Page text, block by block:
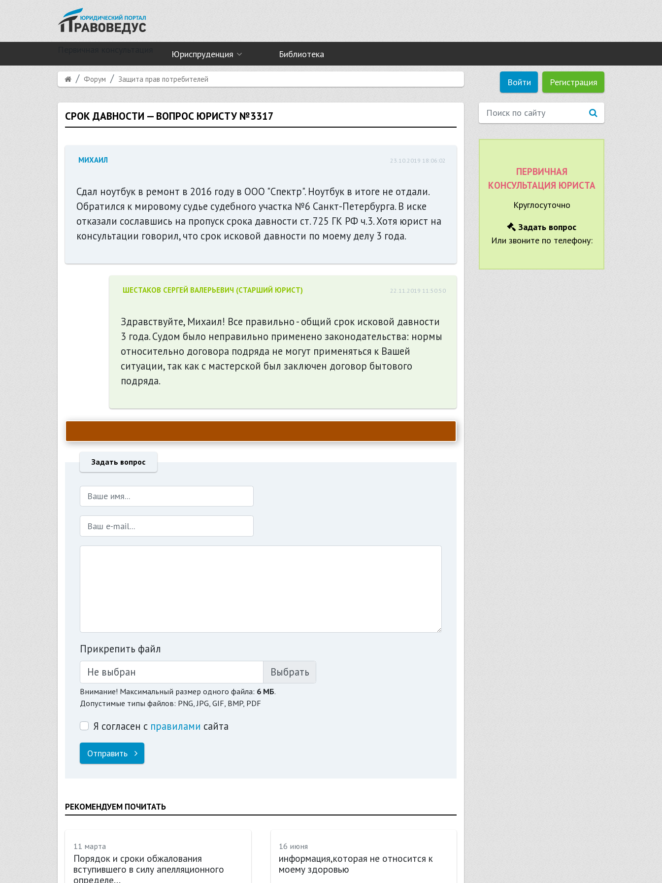
Юриспруденция Библиотека
Форум Защита прав потребителей Войти Регистрация
СРОК ДАВНОСТИ — ВОПРОС ЮРИСТУ №3317
МИХАИЛ 23.10.2019 18:06:02
Сдал ноутбук в ремонт в 2016 году в ООО "Спектр". Ноутбук в итоге не отдали.
Обратился к мировому судье судебного участка №6 Санкт-Петербурга. В иске
отказали сославшись на пропуск срока давности ст. 725 ГК РФ ч.3. Хотя юрист на
консультации говорил, что срок исковой давности по моему делу 3 года.
ШЕСТАКОВ СЕРГЕЙ ВАЛЕРЬЕВИЧ (СТАРШИЙ ЮРИСТ) 22.11.2019 11:50:50
Здравствуйте, Михаил! Все правильно - общий срок исковой давности
3 года. Судом было неправильно применено законодательства: нормы
относительно договора подряда не могут применяться к Вашей
ситуации, так как с мастерской был заключен договор бытового
подряда.
Задать вопрос
Прикрепить файл
Не выбран
Внимание! Максимальный размер одного файла: 6 МБ.
Допустимые типы файлов: PNG, JPG, GIF, BMP, PDF
Я согласен с правилами сайта
Отправить
РЕКОМЕНДУЕМ ПОЧИТАТЬ
11 марта
Порядок и сроки обжалования
вступившего в силу апелляционного
определе...
16 июня
информация,которая не относится к
моему здоровью
ПЕРВИЧНАЯ
КОНСУЛЬТАЦИЯ ЮРИСТА
Круглосуточно
Задать вопрос
Или звоните по телефону: